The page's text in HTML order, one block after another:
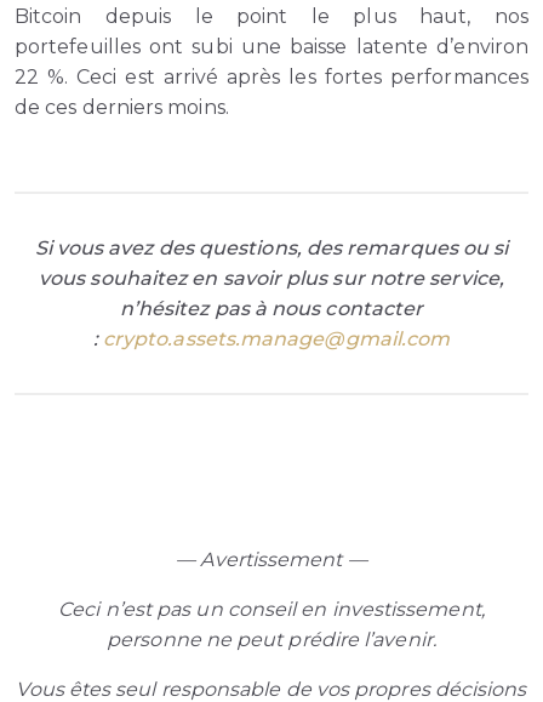
Bitcoin depuis le point le plus haut, nos
portefeuilles ont subi une baisse latente d’environ
22 %. Ceci est arrivé après les fortes performances
de ces derniers moins.
Si vous avez des questions, des remarques ou si
vous souhaitez en savoir plus sur notre service,
n’hésitez pas à nous contacter
: crypto.assets.manage@gmail.com
— Avertissement —
Ceci n’est pas un conseil en investissement,
personne ne peut prédire l’avenir.
Vous êtes seul responsable de vos propres décisions